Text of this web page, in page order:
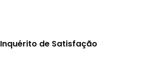
Inquérito de Satisfação